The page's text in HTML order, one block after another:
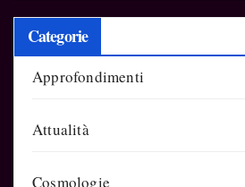
Categorie
Approfondimenti
Attualità
Cosmologie